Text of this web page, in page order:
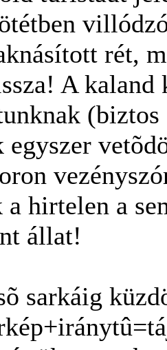
rét,
A kaland
a hirtelen a
állat!
sarkáig